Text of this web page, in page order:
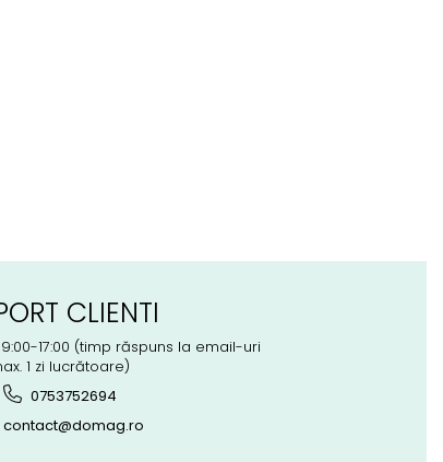
CLIENTI
17:00 (timp răspuns la email-uri
1 zi lucrătoare)
0753752694
contact@domag.ro